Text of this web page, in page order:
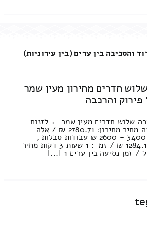
והסביבה בין ערים (בין עירוניות)
חדרים מחירון מעין שמר
והרכבה
שלוש חדרים מעין שמר ← לזנוח
כולל פירוק והרכבה מחיר מחירון: 2780.71 ₪ / אלה
שבטווח המחירים 3400 – 2600 ₪ עבודות סבלות ,
טעינה ופריקה : 1284.16 ₪ / זמן : 1 שעות 3 דקות מחיר